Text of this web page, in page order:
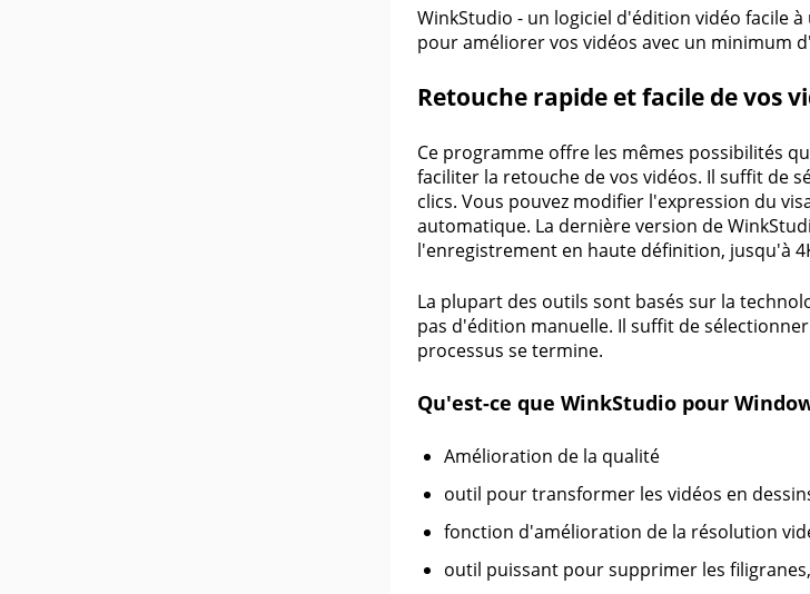
WinkStudio - un logiciel d'édition vidéo facile
pour améliorer vos vidéos avec un minimum
Retouche rapide et facile de vos
Ce programme offre les mêmes possibilités
faciliter la retouche de vos vidéos. Il suffit de
clics. Vous pouvez modifier l'expression du
automatique. La dernière version de
l'enregistrement en haute définition, jusqu'à
La plupart des outils sont basés sur la
pas d'édition manuelle. Il suffit de
processus se termine.
Qu'est-ce que WinkStudio pour
Amélioration de la qualité
outil pour transformer les vidéos en
fonction d'amélioration de la résolution
outil puissant pour supprimer les